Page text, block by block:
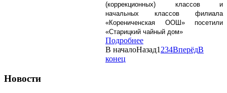
(коррекционных) классов и
начальных классов филиала
«Корениченская ООШ» посетили
«Старицкий чайный дом»
Подробнее
В началоНазад1 234ВперёдВ
конец
Новости